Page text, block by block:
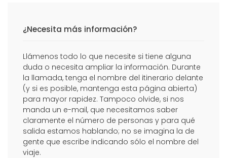
¿Necesita más información?
Llámenos todo lo que necesite si tiene alguna
duda o necesita ampliar la información. Durante
la llamada, tenga el nombre del itinerario delante
(y si es posible, mantenga esta página abierta)
para mayor rapidez. Tampoco olvide, si nos
manda un e-mail, que necesitamos saber
claramente el número de personas y para qué
salida estamos hablando; no se imagina la de
gente que escribe indicando sólo el nombre del
viaje.